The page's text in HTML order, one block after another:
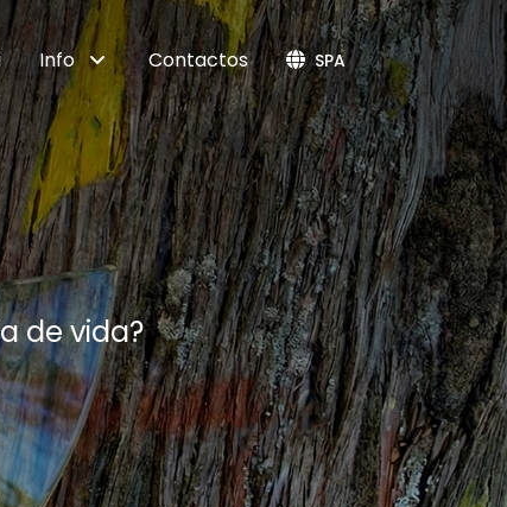
Info Contactos SPA
de vida?